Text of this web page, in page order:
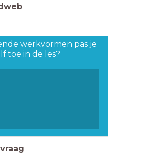
werkvormen pas je
toe in de les?